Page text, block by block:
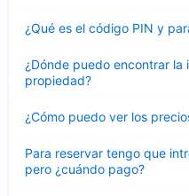
¿Qué es el código PIN y
cerrado
¿Dónde puedo encontrar
propiedad?
cerrado
¿Cómo puedo ver los
cerrado
Para reservar tengo que
pero ¿cuándo pago?
cerrado